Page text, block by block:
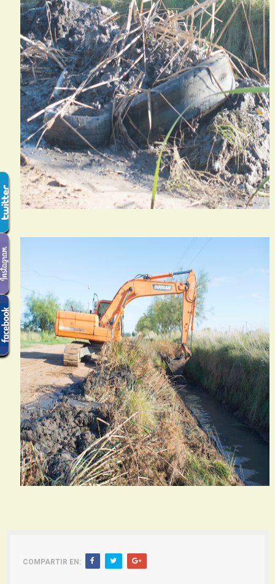
COMPARTIR EN: